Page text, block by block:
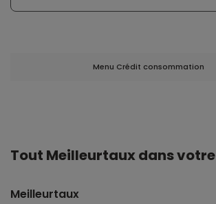
Menu Crédit consommation
Tout Meilleurtaux dans
Meilleurtaux